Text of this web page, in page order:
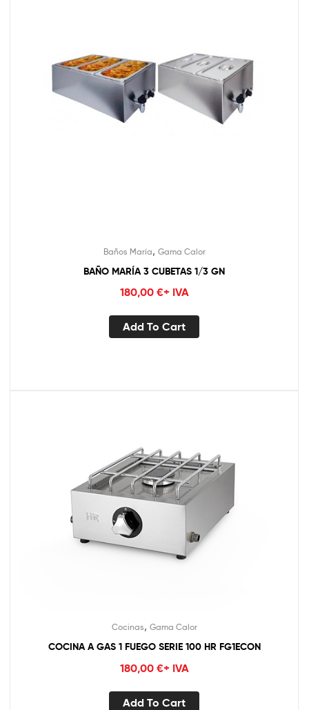
Baños María, Gama Calor
BAÑO MARÍA 3 CUBETAS 1/3 GN
180,00 €+ IVA
Add To Cart
Cocinas, Gama Calor
COCINA A GAS 1 FUEGO SERIE 100 HR FG1ECON
180,00 €+ IVA
Add To Cart